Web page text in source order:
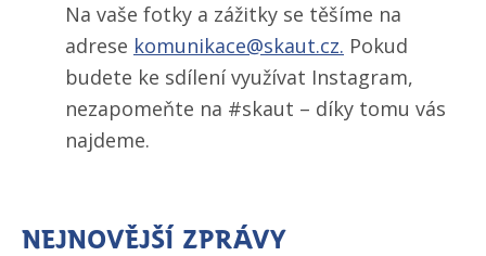
Na vaše fotky a zážitky se těšíme na
adrese komunikace@skaut.cz. Pokud
budete ke sdílení využívat Instagram,
nezapomeňte na #skaut – díky tomu vás
najdeme.
Nejnovější zprávy